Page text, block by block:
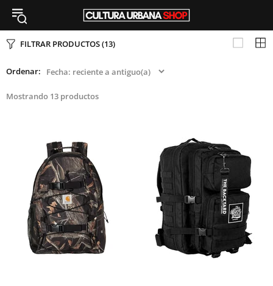
FILTRAR PRODUCTOS(13)
Ordenar:
Mostrando 13 productos